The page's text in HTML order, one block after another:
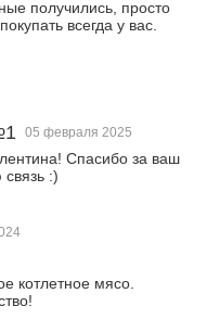
получились, просто
всегда у вас.
05 февраля 2025
Спасибо за ваш
связь :)
котлетное мясо.